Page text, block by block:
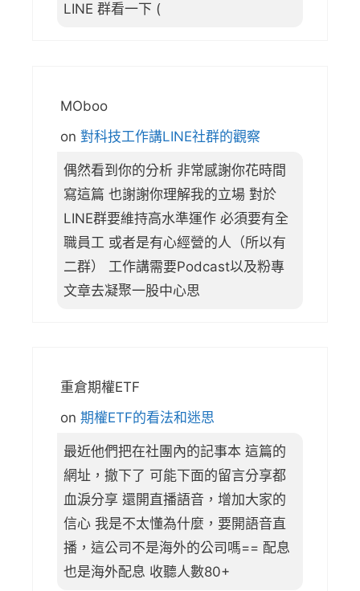
LINE 群看一下 (
MOboo
on 對科技工作講LINE社群的觀察
偶然看到你的分析 非常感謝你花時間
寫這篇 也謝謝你理解我的立場 對於
LINE群要維持高水準運作 必須要有全
職員工 或者是有心經營的人（所以有
二群） 工作講需要Podcast以及粉專
文章去凝聚一股中心思
重倉期權ETF
on 期權ETF的看法和迷思
最近他們把在社團內的記事本 這篇的
網址，撤下了 可能下面的留言分享都
血淚分享 還開直播語音，增加大家的
信心 我是不太懂為什麼，要開語音直
播，這公司不是海外的公司嗎== 配息
也是海外配息 收聽人數80+